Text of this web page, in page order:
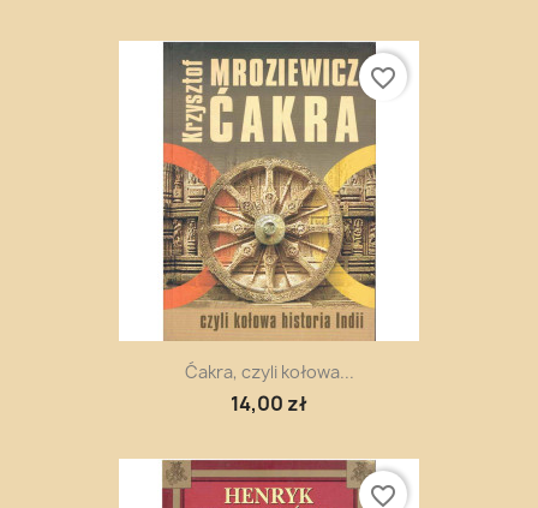
Ćakra, czyli kołowa...
14,00 zł
favorite_border
favorite_border